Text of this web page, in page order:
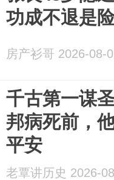
功成不退是
房产衫哥 2026-08-
千古第一谋
邦病死前，
平安
老覃讲历史 2026-